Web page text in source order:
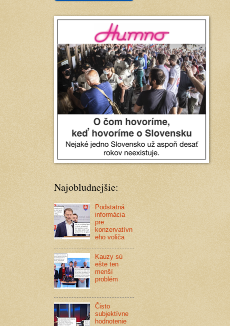
Najobludnejšie:
Podstatná
informácia
pre
konzervatívn
eho voliča
Kauzy sú
ešte ten
menší
problém
Čisto
subjektívne
hodnotenie